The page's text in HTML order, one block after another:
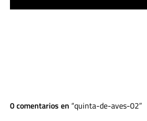
0 comentarios en quinta-de-aves-02